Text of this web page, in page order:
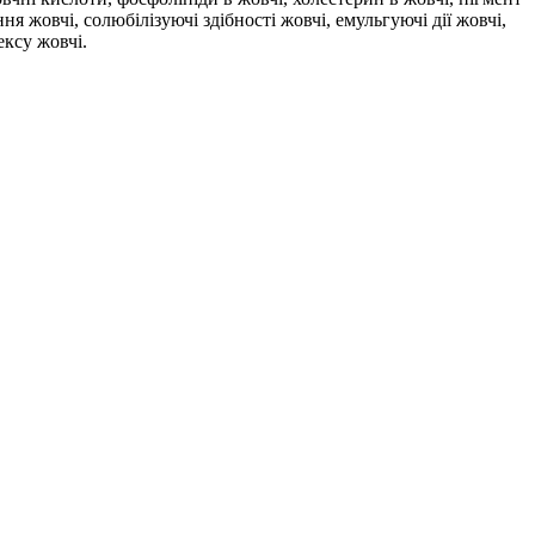
солюбілізуючі здібності жовчі, емульгуючі дії жовчі,
жовчі.